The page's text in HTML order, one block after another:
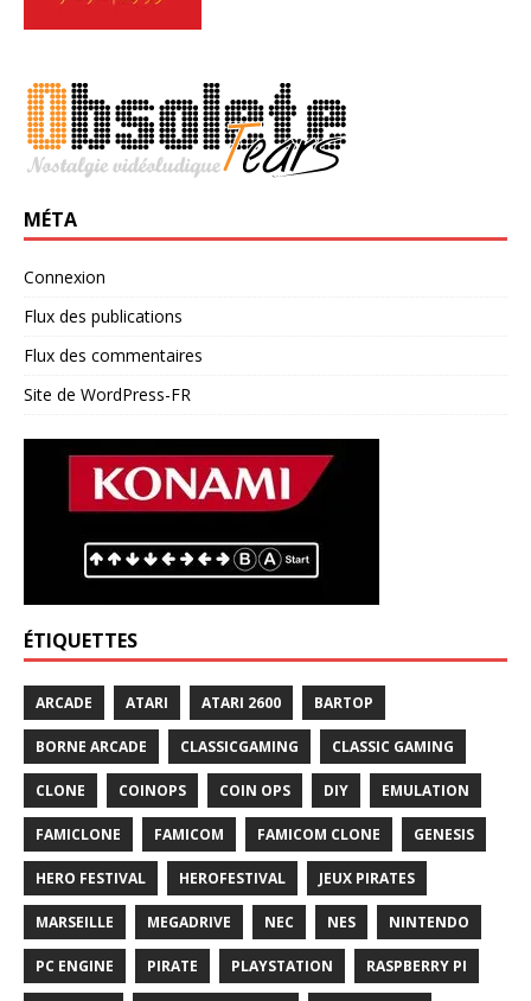
MÉTA
Connexion
Flux des publications
Flux des commentaires
Site de WordPress-FR
ÉTIQUETTES
ARCADE ATARI ATARI 2600 BARTOP
BORNE ARCADE CLASSICGAMING CLASSIC GAMING
CLONE COINOPS COIN OPS DIY EMULATION
FAMICLONE FAMICOM FAMICOM CLONE GENESIS
HERO FESTIVAL HEROFESTIVAL JEUX PIRATES
MARSEILLE MEGADRIVE NEC NES NINTENDO
PC ENGINE PIRATE PLAYSTATION RASPBERRY PI